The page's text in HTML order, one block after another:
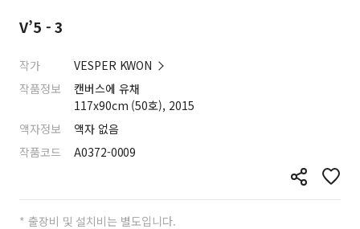
V’5 - 3
작가
VESPER KWON
작품정보
캔버스에 유채
117x90cm (50호), 2015
액자정보
액자 없음
작품코드
A0372-0009
* 출장비 및 설치비는 별도입니다.